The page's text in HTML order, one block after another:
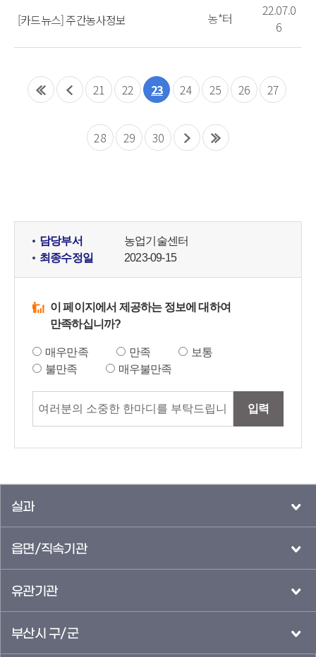
[카드뉴스] 주간농사정보 농*터
22.07.0
6
21 22 23 24 25 26 27
28 29 30
담당부서
농업기술센터
최종수정일
2023-09-15
이 페이지에서 제공하는 정보에 대하여
만족하십니까?
매우만족 만족
보통
불만족
매우불만족
입력
실과
읍면/직속기관
유관기관
부산시 구/군